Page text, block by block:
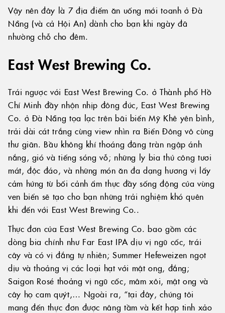
Vậy nên đây là 7 địa điểm ăn uống mới toanh ở Đà
Nẵng (và cả Hội An) dành cho bạn khi ngày đã
nhường chỗ cho đêm.
East West Brewing Co.
Trái ngược với East West Brewing Co. ở Thành phố Hồ
Chí Minh đầy nhộn nhịp đông đúc, East West Brewing
Co. ở Đà Nẵng tọa lạc trên bãi biển Mỹ Khê yên bình,
trải dài cát trắng cùng view nhìn ra Biển Đông vô cùng
thư giãn. Bầu không khí thoáng đãng tràn ngập ánh
nắng, gió và tiếng sóng vỗ; những ly bia thủ công tươi
mát, độc đáo, và những món ăn đa dạng hương vị lấy
cảm hứng từ bối cảnh ẩm thực đầy sống động của vùng
ven biển sẽ tạo cho bạn những trải nghiệm khó quên
khi đến với East West Brewing Co..
Thực đơn của East West Brewing Co. bao gồm các
dòng bia chính như Far East IPA dịu vị ngũ cốc, trái
cây và có vị đắng tự nhiên; Summer Hefeweizen ngọt
dịu và thoảng vị các loại hạt với mật ong, đắng;
Saigon Rosé thoảng vị ngũ cốc, mâm xôi, mật ong và
cây họ cam quýt,… Ngoài ra, “tại đây, chúng tôi
mang đến thực đơn được nâng tầm và kết hợp tinh xảo